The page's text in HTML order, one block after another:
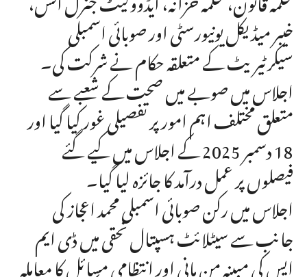
خیبر میڈیکل یونیورسٹی اور صوبائی اسمبلی
سیکرٹیریٹ کے متعلقہ حکام نے شرکت کی۔
اجلاس میں صوبے میں صحت کے شعبے سے
متعلق مختلف اہم امور پر تفصیلی غور کیا گیا اور
18 دسمبر 2025 کے اجلاس میں کیے گئے
فیصلوں پر عمل درآمد کا جائزہ لیا گیا۔
اجلاس میں رکن صوبائی اسمبلی محمد اعجاز کی
جانب سے سیٹلائٹ ہسپتال نحقی میں ڈی ایم
ایس کی مبینہ من مانی اور انتظامی مسائل کا معاملہ